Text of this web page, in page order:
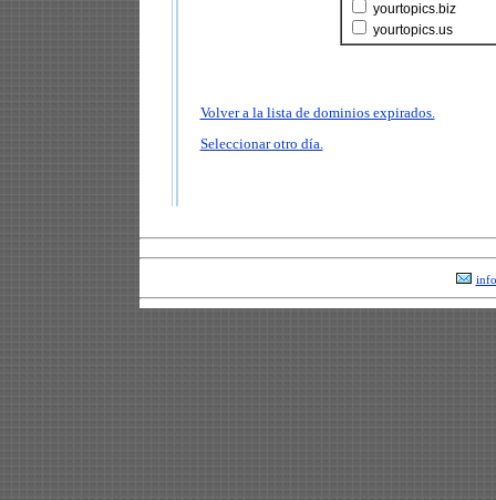
yourtopics.biz
yourtopics.us
Volver a la lista de dominios expirados.
Seleccionar otro día.